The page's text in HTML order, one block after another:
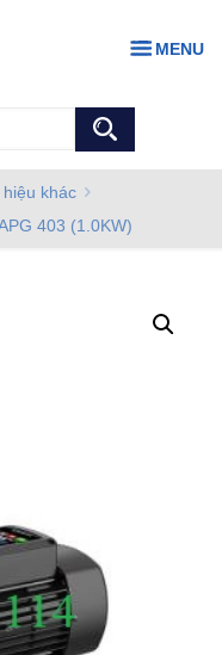
MENU
khác
403 (1.0KW)